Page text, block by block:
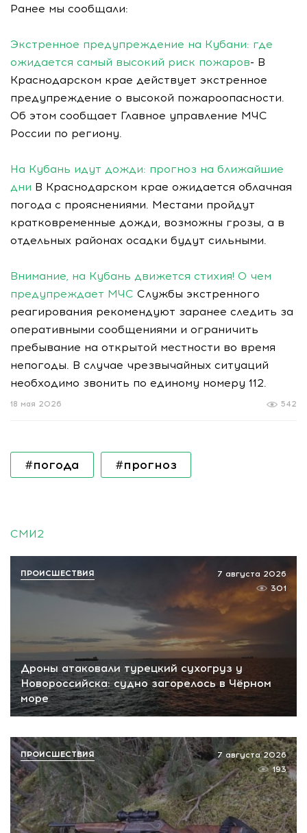
Ранее мы сообщали:
Экстренное предупреждение на Кубани: где
ожидается самый высокий риск пожаров- В
Краснодарском крае действует экстренное
предупреждение о высокой пожароопасности.
Об этом сообщает Главное управление МЧС
России по региону.
На Кубань идут дожди: прогноз на ближайшие
дни В Краснодарском крае ожидается облачная
погода с прояснениями. Местами пройдут
кратковременные дожди, возможны грозы, а в
отдельных районах осадки будут сильными.
Внимание, на Кубань движется стихия! О чем
предупреждает МЧС Службы экстренного
реагирования рекомендуют заранее следить за
оперативными сообщениями и ограничить
пребывание на открытой местности во время
непогоды. В случае чрезвычайных ситуаций
необходимо звонить по единому номеру 112.
542
18 мая 2026
#погода #прогноз
СМИ2
Дроны атаковали турецкий сухогруз у
Новороссийска: судно загорелось в Чёрном
море
7 августа 2026
301
ПРОИСШЕСТВИЯ
7 августа 2026
193
ПРОИСШЕСТВИЯ